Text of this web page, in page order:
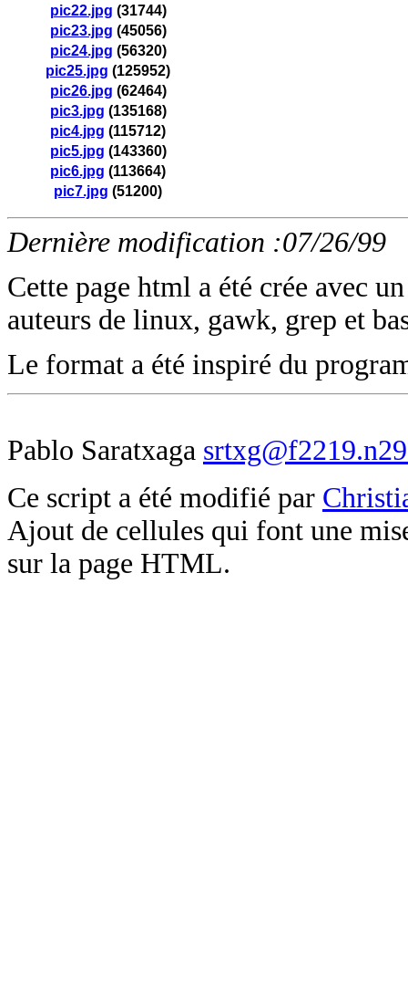
pic22.jpg (31744)
pic23.jpg (45056)
pic24.jpg (56320)
pic25.jpg (125952)
pic26.jpg (62464)
pic3.jpg (135168)
pic4.jpg (115712)
pic5.jpg (143360)
pic6.jpg (113664)
pic7.jpg (51200)
Dernière modification :07/26/99
Cette page html a été crée avec
auteurs de linux, gawk, grep et
Le format a été inspiré du
Pablo Saratxaga
Ce script a été modifié par
Ajout de cellules qui font une
sur la page HTML.